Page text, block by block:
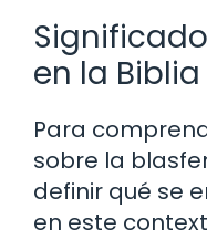
en la Biblia
Para
sobre la
definir qué se
en este